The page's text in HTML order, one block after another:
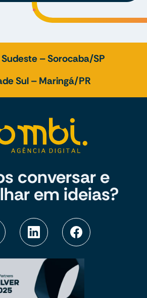
– Sorocaba/SP
Sul – Maringá/PR
conversar e
em ideias?